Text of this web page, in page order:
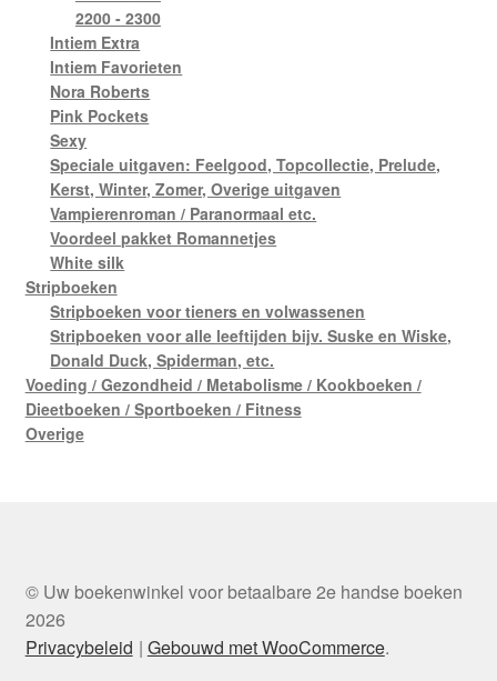
2200 - 2300
Intiem Extra
Intiem Favorieten
Nora Roberts
Pink Pockets
Sexy
Speciale uitgaven: Feelgood, Topcollectie, Prelude,
Kerst, Winter, Zomer, Overige uitgaven
Vampierenroman / Paranormaal etc.
Voordeel pakket Romannetjes
White silk
Stripboeken
Stripboeken voor tieners en volwassenen
Stripboeken voor alle leeftijden bijv. Suske en Wiske,
Donald Duck, Spiderman, etc.
Voeding / Gezondheid / Metabolisme / Kookboeken /
Dieetboeken / Sportboeken / Fitness
Overige
© Uw boekenwinkel voor betaalbare 2e handse boeken
2026
Privacybeleid
Gebouwd met WooCommerce.